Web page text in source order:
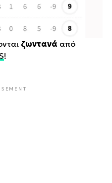
ζωντανά από
!